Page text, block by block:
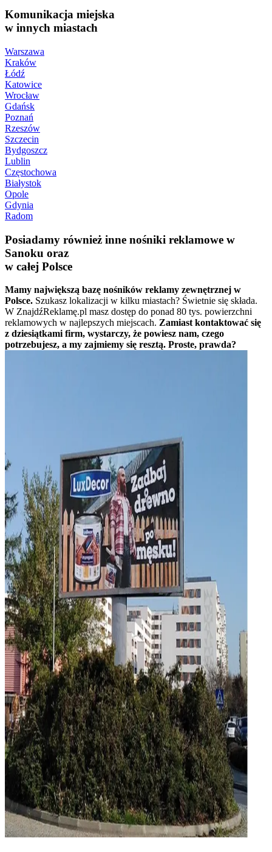
Komunikacja miejska
w innych miastach
Warszawa
Kraków
Łódź
Katowice
Wrocław
Gdańsk
Poznań
Rzeszów
Szczecin
Bydgoszcz
Lublin
Częstochowa
Białystok
Opole
Gdynia
Radom
Posiadamy również inne nośniki reklamowe w
Sanoku oraz
w całej Polsce
Mamy największą bazę nośników reklamy zewnętrznej w
Polsce. Szukasz lokalizacji w kilku miastach? Świetnie się składa.
W ZnajdźReklamę.pl masz dostęp do ponad 80 tys. powierzchni
reklamowych w najlepszych miejscach. Zamiast kontaktować się
z dziesiątkami firm, wystarczy, że powiesz nam, czego
potrzebujesz, a my zajmiemy się resztą. Proste, prawda?